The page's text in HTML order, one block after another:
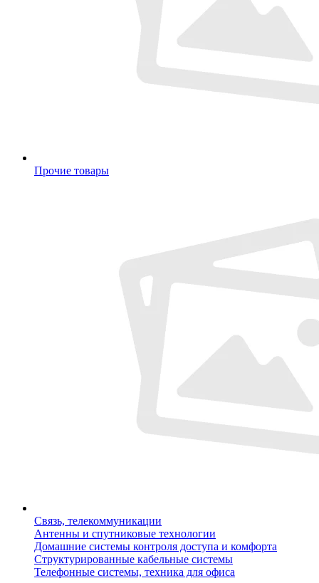
Прочие товары
Связь, телекоммуникации
Антенны и спутниковые технологии
Домашние системы контроля доступа и комфорта
Структурированные кабельные системы
Телефонные системы, техника для офиса